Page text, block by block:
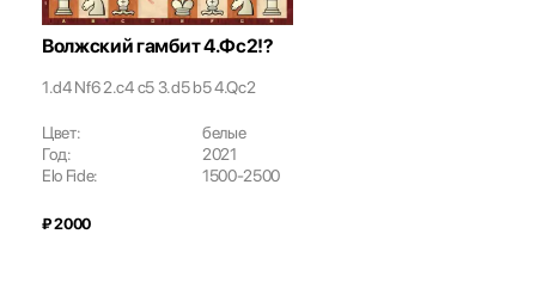
Волжский гамбит 4.Фс2!?
1.d4 Nf6 2.c4 c5 3.d5 b5 4.Qc2
Цвет:
белые
Год:
2021
Elo Fide:
1500-2500
₽ 2000